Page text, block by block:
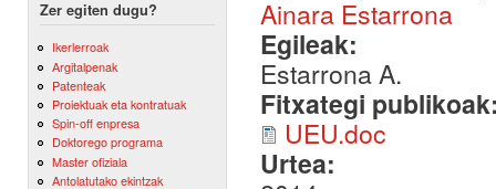
Zer egiten dugu?
Ikerlerroak
Argitalpenak
Patenteak
Proiektuak eta kontratuak
Spin-off enpresa
Doktorego programa
Master ofiziala
Antolatutako ekintzak
Ainara Estarrona
Egileak:
Estarrona A.
Fitxategi
UEU.doc
Urtea: